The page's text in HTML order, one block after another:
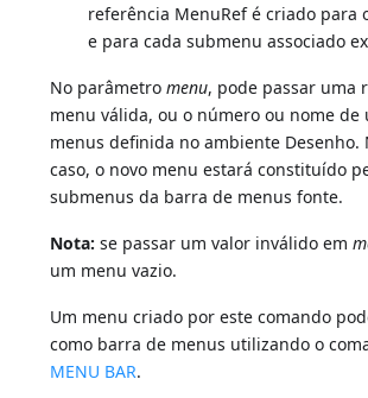
referência MenuRef é criado para
e para cada submenu associado
No parâmetromenu, pode passar uma
menu válida, ou o número ou nome de
menus definida no ambiente Desenho.
caso, o novo menu estará constituído
submenus da barra de menus fonte.
Nota: se passar um valor inválido em
um menu vazio.
Um menu criado por este comando
como barra de menus utilizando o
MENU BAR.